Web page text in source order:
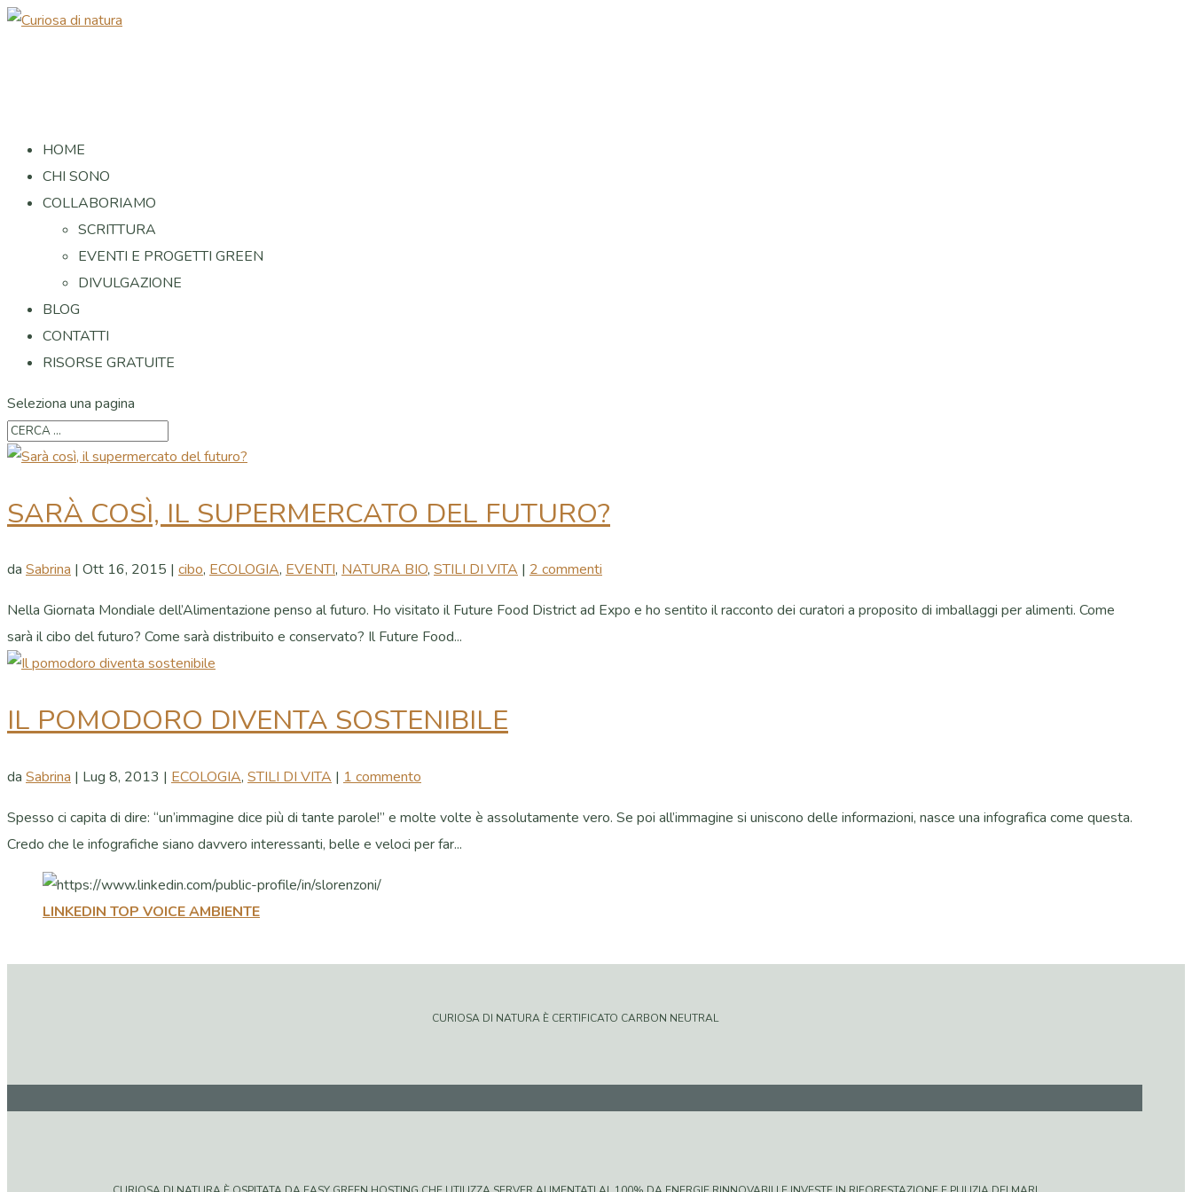
HOME
CHI SONO
COLLABORIAMO
SCRITTURA
EVENTI E PROGETTI GREEN
DIVULGAZIONE
BLOG
CONTATTI
RISORSE GRATUITE
Seleziona una pagina
SARÀ COSÌ, IL SUPERMERCATO DEL FUTURO?
da Sabrina | Ott 16, 2015 | cibo, ECOLOGIA, EVENTI, NATURA BIO, STILI DI VITA | 2 commenti
Nella Giornata Mondiale dell’Alimentazione penso al futuro. Ho visitato il Future Food District ad Expo e ho sentito il racconto dei curatori a proposito di imballaggi per alimenti. Come
sarà il cibo del futuro? Come sarà distribuito e conservato? Il Future Food...
IL POMODORO DIVENTA SOSTENIBILE
da Sabrina | Lug 8, 2013 | ECOLOGIA, STILI DI VITA | 1 commento
Spesso ci capita di dire: “un’immagine dice più di tante parole!” e molte volte è assolutamente vero. Se poi all’immagine si uniscono delle informazioni, nasce una infografica come questa.
Credo che le infografiche siano davvero interessanti, belle e veloci per far...
LINKEDIN TOP VOICE AMBIENTE
CURIOSA DI NATURA È CERTIFICATO CARBON NEUTRAL